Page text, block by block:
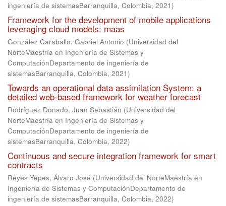
ingeniería de sistemasBarranquilla, Colombia, 2021)
Framework for the development of mobile applications
leveraging cloud models: maas
González Caraballo, Gabriel Antonio (Universidad del
NorteMaestría en Ingeniería de Sistemas y
ComputaciónDepartamento de ingeniería de
sistemasBarranquilla, Colombia, 2021)
Towards an operational data assimilation System: a
detailed web-based framework for weather forecast
Rodríguez Donado, Juan Sebastián (Universidad del
NorteMaestría en Ingeniería de Sistemas y
ComputaciónDepartamento de ingeniería de
sistemasBarranquilla, Colombia, 2022)
Continuous and secure integration framework for smart
contracts
Reyes Yepes, Álvaro José (Universidad del NorteMaestría en
Ingeniería de Sistemas y ComputaciónDepartamento de
ingeniería de sistemasBarranquilla, Colombia, 2022)